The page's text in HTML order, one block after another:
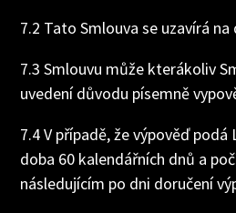
7.2 Tato Smlouva se uzavírá
7.3 Smlouvu může kterákoliv
uvedení důvodu písemně
7.4 V případě, že výpověď podá
doba 60 kalendářních dnů a
následujícím po dni doručení